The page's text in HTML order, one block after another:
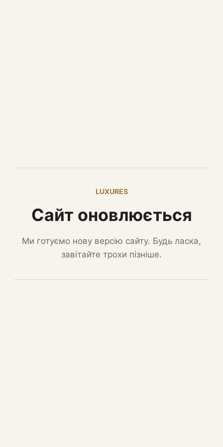
LUXURES
Сайт оновлюється
Ми готуємо нову версію сайту. Будь ласка,
завітайте трохи пізніше.